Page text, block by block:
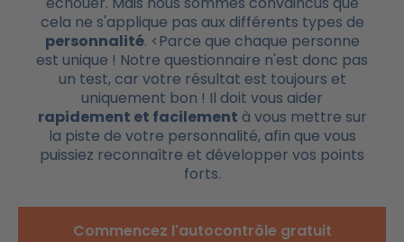
cela ne s'applique pas aux différents types de
personnalité. <Parce que chaque personne
est unique ! Notre questionnaire n'est donc pas
un test, car votre résultat est toujours et
uniquement bon ! Il doit vous aider
rapidement et facilement à vous mettre sur
la piste de votre personnalité, afin que vous
puissiez reconnaître et développer vos points
forts.
Commencez l'autocontrôle gratuit